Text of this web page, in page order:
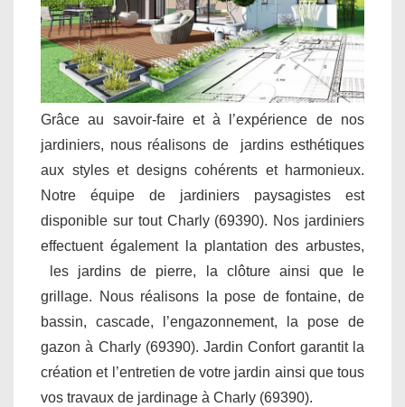
Grâce au savoir-faire et à l’expérience de nos
jardiniers, nous réalisons de jardins esthétiques
aux styles et designs cohérents et harmonieux.
Notre équipe de jardiniers paysagistes est
disponible sur tout Charly (69390). Nos jardiniers
effectuent également la plantation des arbustes,
les jardins de pierre, la clôture ainsi que le
grillage. Nous réalisons la pose de fontaine, de
bassin, cascade, l’engazonnement, la pose de
gazon à Charly (69390). Jardin Confort garantit la
création et l’entretien de votre jardin ainsi que tous
vos travaux de jardinage à Charly (69390).